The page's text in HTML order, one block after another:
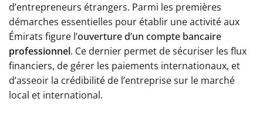
d’entrepreneurs étrangers. Parmi les premières
démarches essentielles pour établir une activité aux
Émirats figure l’ouverture d’un compte bancaire
professionnel. Ce dernier permet de sécuriser les flux
financiers, de gérer les paiements internationaux, et
d’asseoir la crédibilité de l’entreprise sur le marché
local et international.